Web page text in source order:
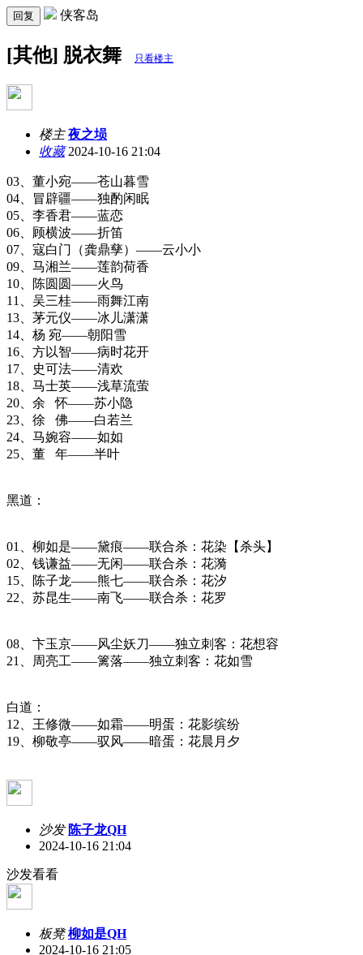
回复 侠客岛
[其他] 脱衣舞 只看楼主
楼主 夜之埙
收藏2024-10-16 21:04
03、董小宛——苍山暮雪
04、冒辟疆——独酌闲眠
05、李香君——蓝恋
06、顾横波——折笛
07、寇白门（龚鼎孳）——云小小
09、马湘兰——莲韵荷香
10、陈圆圆——火鸟
11、吴三桂——雨舞江南
13、茅元仪——冰儿潇潇
14、杨 宛——朝阳雪
16、方以智——病时花开
17、史可法——清欢
18、马士英——浅草流萤
20、余 怀——苏小隐
23、徐 佛——白若兰
24、马婉容——如如
25、董 年——半叶
黑道：
01、柳如是——黛痕——联合杀：花染【杀头】
02、钱谦益——无闲——联合杀：花漪
15、陈子龙——熊七——联合杀：花汐
22、苏昆生——南飞——联合杀：花罗
08、卞玉京——风尘妖刀——独立刺客：花想容
21、周亮工——篱落——独立刺客：花如雪
白道：
12、王修微——如霜——明蛋：花影缤纷
19、柳敬亭——驭风——暗蛋：花晨月夕
沙发 陈子龙QH
2024-10-16 21:04
沙发看看
板凳 柳如是QH
2024-10-16 21:05